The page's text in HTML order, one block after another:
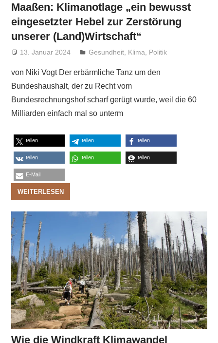
Maaßen: Klimanotlage „ein bewusst
eingesetzter Hebel zur Zerstörung
unserer (Land)Wirtschaft“
13. Januar 2024 Niki Vogt
Gesundheit Klima Politik
von Niki Vogt Der erbärmliche Tanz um den
Bundeshaushalt, der zu Recht vom
Bundesrechnungshof scharf gerügt wurde, weil die 60
Milliarden einfach mal so unterm
teilen teilen teilen
teilen teilen teilen
E-Mail
WEITERLESEN
Wie die Windkraft Klimawandel